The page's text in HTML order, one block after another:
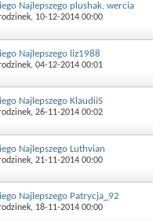
Najlepszego plushak, wercia
, 10-12-2014 00:00
Najlepszego liz1988
, 04-12-2014 00:01
Najlepszego KlaudiiS
, 26-11-2014 00:02
Najlepszego Luthvian
, 21-11-2014 00:00
Najlepszego Patrycja_92
, 18-11-2014 00:00